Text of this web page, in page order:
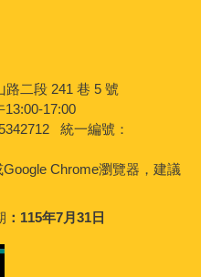
路二段 241 巷 5 號
13:00-17:00
統一編號：
Chrome瀏覽器，建議
115年7月31日